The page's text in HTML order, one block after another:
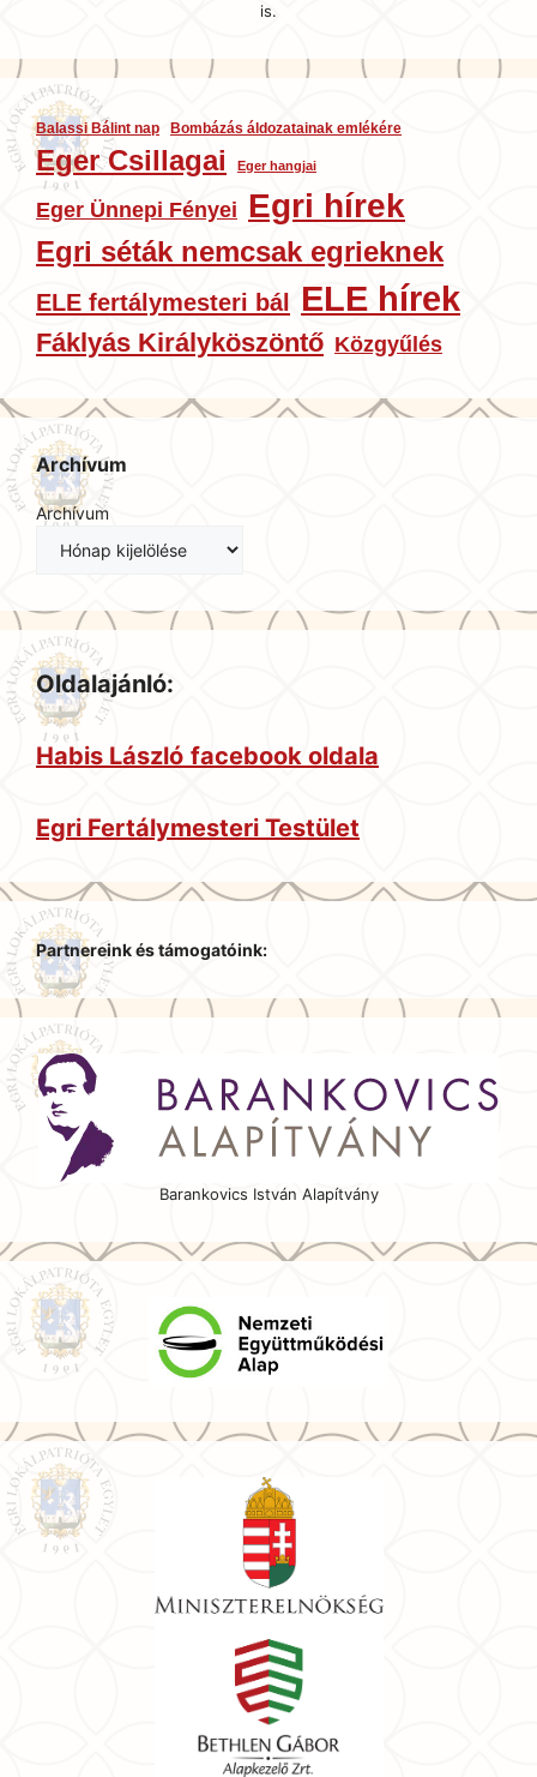
is.
Balassi Bálint nap Bombázás áldozatainak emlékére
Eger Csillagai Eger hangjai
Eger Ünnepi Fényei Egri hírek
Egri séták nemcsak egrieknek
ELE fertálymesteri bál ELE hírek
Fáklyás Királyköszöntő Közgyűlés
Archívum
Archívum
Oldalajánló:
Habis László facebook oldala
Egri Fertálymesteri Testület
Partnereink és támogatóink:
Barankovics István Alapítvány